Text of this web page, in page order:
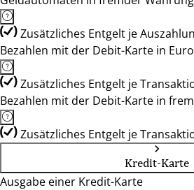
Zusätzliches Entgelt je
Bezahlen mit der Debit-Karte in Euro
Zusätzliches Entgelt je
Bezahlen mit der Debit-Karte in
Zusätzliches Entgelt je
Kredit-Karte
Ausgabe einer Kredit-Karte